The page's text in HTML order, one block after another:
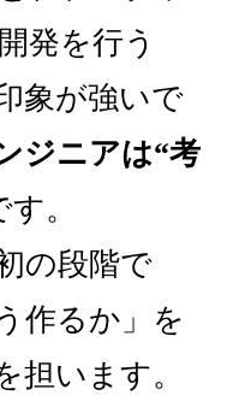
発を行う
象が強いで
ジニアは“考
す。
の段階で
作るか」を
担います。